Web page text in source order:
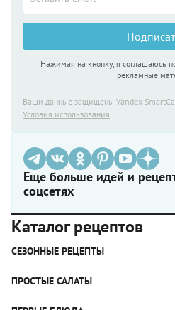
Нажимая на кнопку, я соглашаюсь
рекламные
Ваши данные защищены Yandex
Условия использования
Еще больше идей и
соцсетях
Каталог рецептов
СЕЗОННЫЕ РЕЦЕПТЫ
Рецепты из капусты
ПРОСТЫЕ САЛАТЫ
Простые салаты